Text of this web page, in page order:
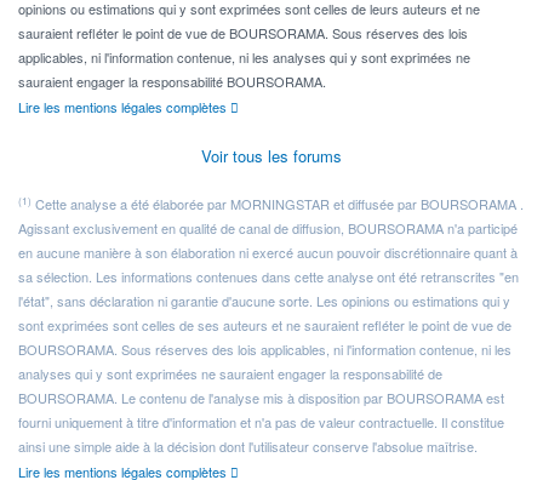
opinions ou estimations qui y sont exprimées sont celles de leurs auteurs et ne
sauraient refléter le point de vue de BOURSORAMA. Sous réserves des lois
applicables, ni l'information contenue, ni les analyses qui y sont exprimées ne
sauraient engager la responsabilité BOURSORAMA.
Lire les mentions légales complètes
Voir tous les forums
(1) Cette analyse a été élaborée par MORNINGSTAR et diffusée par BOURSORAMA .
Agissant exclusivement en qualité de canal de diffusion, BOURSORAMA n'a participé
en aucune manière à son élaboration ni exercé aucun pouvoir discrétionnaire quant à
sa sélection. Les informations contenues dans cette analyse ont été retranscrites "en
l'état", sans déclaration ni garantie d'aucune sorte. Les opinions ou estimations qui y
sont exprimées sont celles de ses auteurs et ne sauraient refléter le point de vue de
BOURSORAMA. Sous réserves des lois applicables, ni l'information contenue, ni les
analyses qui y sont exprimées ne sauraient engager la responsabilité de
BOURSORAMA. Le contenu de l'analyse mis à disposition par BOURSORAMA est
fourni uniquement à titre d'information et n'a pas de valeur contractuelle. Il constitue
ainsi une simple aide à la décision dont l'utilisateur conserve l'absolue maîtrise.
Lire les mentions légales complètes